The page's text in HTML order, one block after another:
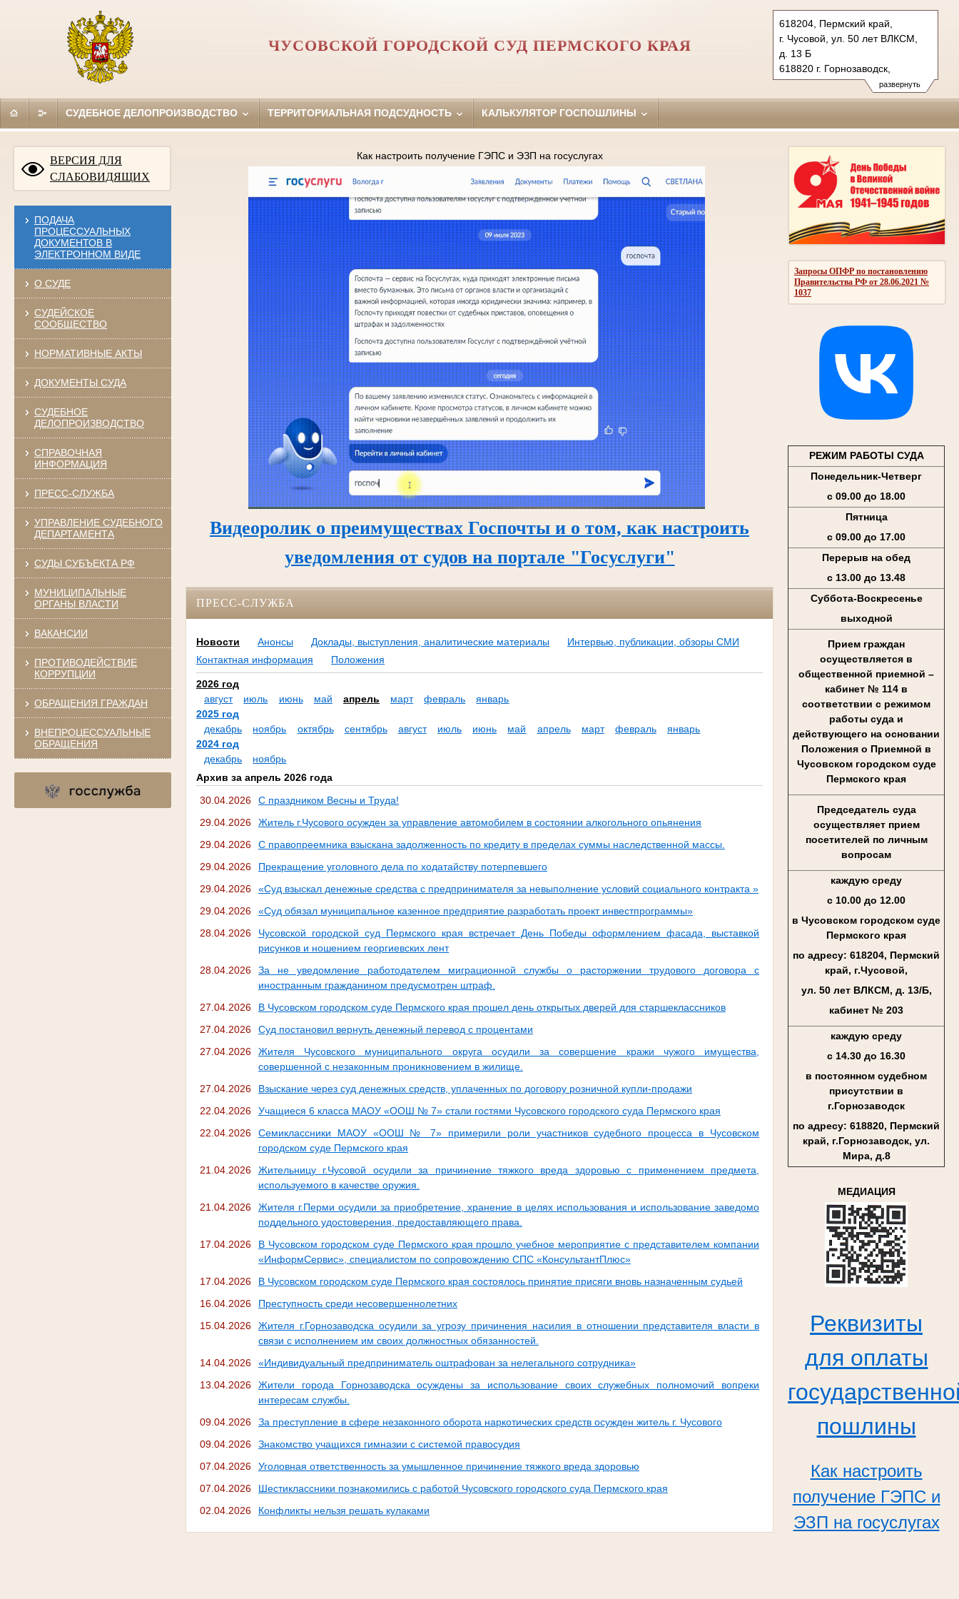
развернуть
618204, Пермский край,
г. Чусовой, ул. 50 лет ВЛКСМ,
д. 13 Б
618820 г. Горнозаводск,
ул. Мира, д. 8
Тел.: (34256) 4-83-86 (гр.), 4-83-
(34269) 4-23-02
gornozavodsky.perm@sudrf.ru
ЧУСОВСКОЙ ГОРОДСКОЙ СУД ПЕРМСКОГО КРАЯ
СУДЕБНОЕ ДЕЛОПРОИЗВОДСТВО ТЕРРИТОРИАЛЬНАЯ ПОДСУДНОСТЬ КАЛЬКУЛЯТОР ГОСПОШЛИНЫ
ВЕРСИЯ ДЛЯ
СЛАБОВИДЯЩИХ
ПОДАЧА
ПРОЦЕССУАЛЬНЫХ
ДОКУМЕНТОВ В
ЭЛЕКТРОННОМ ВИДЕ
О СУДЕ
СУДЕЙСКОЕ
СООБЩЕСТВО
НОРМАТИВНЫЕ АКТЫ
ДОКУМЕНТЫ СУДА
СУДЕБНОЕ
ДЕЛОПРОИЗВОДСТВО
СПРАВОЧНАЯ
ИНФОРМАЦИЯ
ПРЕСС-СЛУЖБА
УПРАВЛЕНИЕ СУДЕБНОГО
ДЕПАРТАМЕНТА
СУДЫ СУБЪЕКТА РФ
МУНИЦИПАЛЬНЫЕ
ОРГАНЫ ВЛАСТИ
ВАКАНСИИ
ПРОТИВОДЕЙСТВИЕ
КОРРУПЦИИ
ОБРАЩЕНИЯ ГРАЖДАН
ВНЕПРОЦЕССУАЛЬНЫЕ
ОБРАЩЕНИЯ
Запросы ОПФР по постановлению
Правительства РФ от 28.06.2021 №
1037
РЕЖИМ РАБОТЫ СУДА
Понедельник-Четверг
с 09.00 до 18.00
Пятница
с 09.00 до 17.00
Перерыв на обед
с 13.00 до 13.48
Суббота-Воскресенье
выходной
Прием граждан
осуществляется в
общественной приемной –
кабинет № 114 в
соответствии с режимом
работы суда и
действующего на основании
Положения о Приемной в
Чусовском городском суде
Пермского края
Председатель суда
осуществляет прием
посетителей по личным
вопросам
каждую среду
с 10.00 до 12.00
в Чусовском городском суде
Пермского края
по адресу: 618204, Пермский
край, г.Чусовой,
ул. 50 лет ВЛКСМ, д. 13/Б,
кабинет № 203
каждую среду
с 14.30 до 16.30
в постоянном судебном
присутствии в
г.Горнозаводск
по адресу: 618820, Пермский
край, г.Горнозаводск, ул.
Мира, д.8
МЕДИАЦИЯ
Реквизиты
для оплаты
пошлины
Как настроить
получение ГЭПС и
ЭЗП на госуслугах
Как настроить получение ГЭПС и ЭЗП на госуслугах
Видеоролик о преимуществах Госпочты и о том, как настроить
уведомления от судов на портале "Госуслуги"
ПРЕСС-СЛУЖБА
Новости Анонсы Доклады, выступления, аналитические материалы
Интервью, публикации, обзоры СМИ
Контактная информация
Положения
2026 год
август
июль июнь май апрель март февраль
январь
2025 год
декабрь
ноябрь октябрь сентябрь август июль июнь май апрель март февраль
январь
2024 год
декабрь
ноябрь
Архив за апрель 2026 года
30.04.2026
С праздником Весны и Труда!
29.04.2026
Житель г.Чусового осужден за управление автомобилем в состоянии алкогольного опьянения
29.04.2026
С правопреемника взыскана задолженность по кредиту в пределах суммы наследственной массы.
29.04.2026
Прекращение уголовного дела по ходатайству потерпевшего
29.04.2026
«Суд взыскал денежные средства с предпринимателя за невыполнение условий социального контракта »
29.04.2026
«Суд обязал муниципальное казенное предприятие разработать проект инвестпрограммы»
28.04.2026
Чусовской городской суд Пермского края встречает День Победы оформлением фасада, выставкой
рисунков и ношением георгиевских лент
28.04.2026
За не уведомление работодателем миграционной службы о расторжении трудового договора с
иностранным гражданином предусмотрен штраф.
27.04.2026
В Чусовском городском суде Пермского края прошел день открытых дверей для старшеклассников
27.04.2026
Суд постановил вернуть денежный перевод с процентами
27.04.2026
Жителя Чусовского муниципального округа осудили за совершение кражи чужого имущества,
совершенной с незаконным проникновением в жилище.
27.04.2026
Взыскание через суд денежных средств, уплаченных по договору розничной купли-продажи
22.04.2026
Учащиеся 6 класса МАОУ «ООШ № 7» стали гостями Чусовского городского суда Пермского края
22.04.2026
Семиклассники МАОУ «ООШ № 7» примерили роли участников судебного процесса в Чусовском
городском суде Пермского края
21.04.2026
Жительницу г.Чусовой осудили за причинение тяжкого вреда здоровью с применением предмета,
используемого в качестве оружия.
21.04.2026
Жителя г.Перми осудили за приобретение, хранение в целях использования и использование заведомо
поддельного удостоверения, предоставляющего права.
17.04.2026
В Чусовском городском суде Пермского края прошло учебное мероприятие с представителем компании
«ИнформСервис», специалистом по сопровождению СПС «КонсультантПлюс»
17.04.2026
В Чусовском городском суде Пермского края состоялось принятие присяги вновь назначенным судьей
16.04.2026
Преступность среди несовершеннолетних
15.04.2026
Жителя г.Горнозаводска осудили за угрозу причинения насилия в отношении представителя власти в
связи с исполнением им своих должностных обязанностей.
14.04.2026
«Индивидуальный предприниматель оштрафован за нелегального сотрудника»
13.04.2026
Жители города Горнозаводска осуждены за использование своих служебных полномочий вопреки
интересам службы.
09.04.2026
За преступление в сфере незаконного оборота наркотических средств осужден житель г. Чусового
09.04.2026
Знакомство учащихся гимназии с системой правосудия
07.04.2026
Уголовная ответственность за умышленное причинение тяжкого вреда здоровью
07.04.2026
Шестиклассники познакомились с работой Чусовского городского суда Пермского края
02.04.2026
Конфликты нельзя решать кулаками